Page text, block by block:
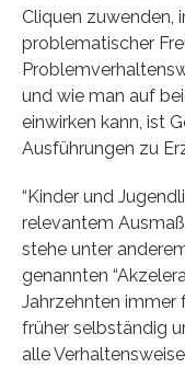
Cliquen zuwenden,
problematischer
und wie man auf
einwirken kann, ist
Ausführungen zu
“Kinder und
relevantem
stehe unter
genannten
Jahrzehnten immer
früher selbständig
alle